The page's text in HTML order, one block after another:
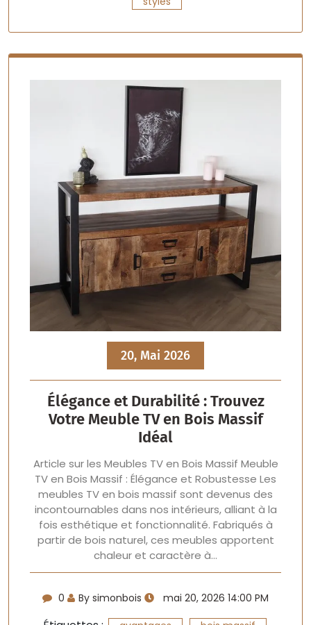
20, Mai 2026
Élégance et Durabilité : Trouvez
Votre Meuble TV en Bois Massif
Idéal
Article sur les Meubles TV en Bois Massif Meuble
TV en Bois Massif : Élégance et Robustesse Les
meubles TV en bois massif sont devenus des
incontournables dans nos intérieurs, alliant à la
fois esthétique et fonctionnalité. Fabriqués à
partir de bois naturel, ces meubles apportent
chaleur et caractère à…
0 By simonbois mai 20, 2026 14:00 PM